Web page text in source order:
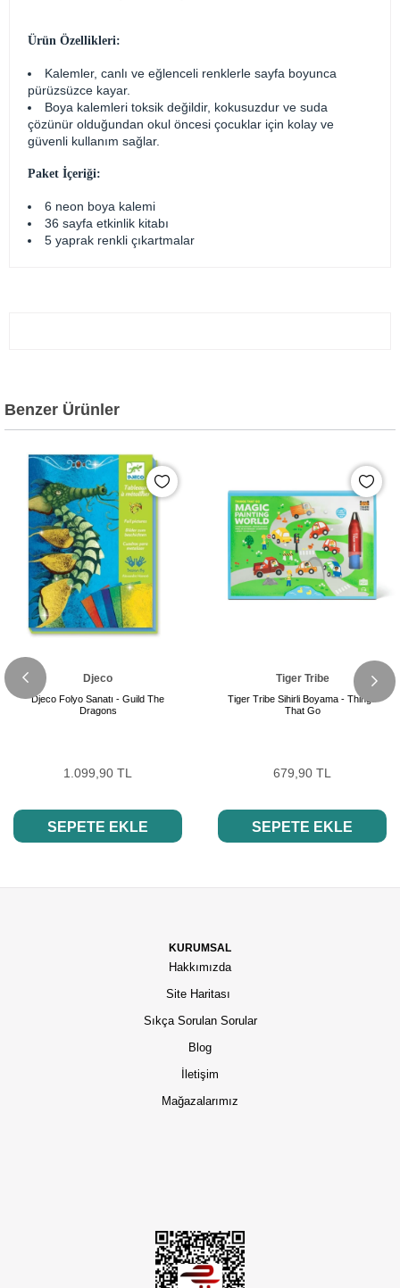
Ürün Özellikleri:
Kalemler, canlı ve eğlenceli renklerle sayfa boyunca
pürüzsüzce kayar.
Boya kalemleri toksik değildir, kokusuzdur ve suda
çözünür olduğundan okul öncesi çocuklar için kolay ve
güvenli kullanım sağlar.
Paket İçeriği:
6 neon boya kalemi
36 sayfa etkinlik kitabı
5 yaprak renkli çıkartmalar
Benzer Ürünler
Djeco
Djeco Folyo Sanatı - Guild The
Dragons
1.099,90 TL
SEPETE EKLE
Tiger Tribe
Tiger Tribe Sihirli Boyama - Things
That Go
679,90 TL
SEPETE EKLE
KURUMSAL
Hakkımızda
Site Haritası
Sıkça Sorulan Sorular
Blog
İletişim
Mağazalarımız